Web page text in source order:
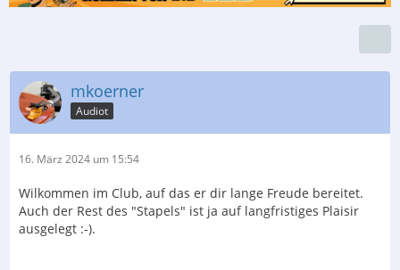
mkoerner
Audiot
16. März 2024 um 15:54
Wilkommen im Club, auf das er dir lange Freude bereitet.
Auch der Rest des "Stapels" ist ja auf langfristiges Plaisir
ausgelegt :-).